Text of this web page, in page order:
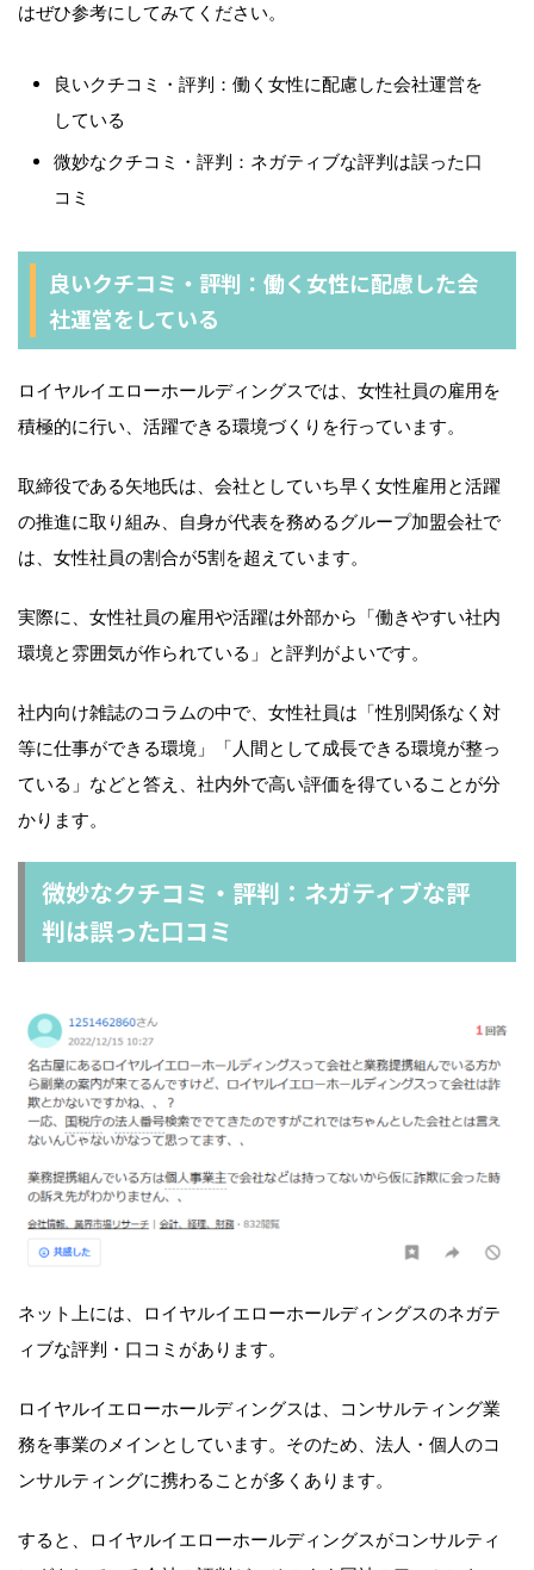
はぜひ参考にしてみてください。
良いクチコミ・評判 ：働く女性に配慮した会社運営を
している
微妙なクチコミ・評判：ネガティブな評判は誤った口
コミ
良いクチコミ・評判：働く女性に配慮した会
社運営をしている
ロイヤルイエローホールディングスでは、女性社員の雇用を
積極的に行い、活躍できる環境づくりを行っています。
取締役である矢地氏は、会社としていち早く女性雇用と活躍
の推進に取り組み、自身が代表を務めるグループ加盟会社で
は、女性社員の割合が5割を超えています。
実際に、女性社員の雇用や活躍は外部から「働きやすい社内
環境と雰囲気が作られている」と評判がよいです。
社内向け雑誌のコラムの中で、女性社員は「性別関係なく対
等に仕事ができる環境」「人間として成長できる環境が整っ
ている」などと答え、社内外で高い評価を得ていることが分
かります。
微妙なクチコミ・評判：ネガティブな評
判は誤った口コミ
ネット上には、ロイヤルイエローホールディングスのネガテ
ィブな評判・口コミがあります。
ロイヤルイエローホールディングスは、コンサルティング業
務を事業のメインとしています。そのため、法人・個人のコ
ンサルティングに携わることが多くあります。
すると、ロイヤルイエローホールディングスがコンサルティ